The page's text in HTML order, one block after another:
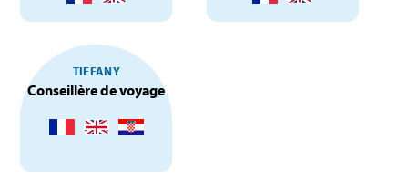
TIFFANY
Conseillère de voyage